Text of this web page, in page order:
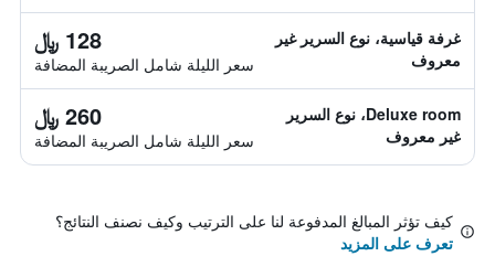
غرفة قياسية، نوع السرير غير
معروف
128 ﷼
سعر الليلة شامل الصريبة المضافة
Deluxe room، نوع السرير
غير معروف
260 ﷼
سعر الليلة شامل الصريبة المضافة
كيف تؤثر المبالغ المدفوعة لنا على الترتيب وكيف نصنف النتائج؟
تعرف على المزيد